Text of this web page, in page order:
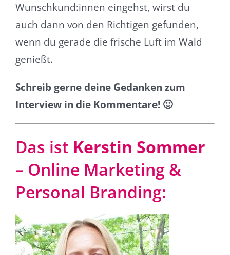
Wunschkund:innen eingehst, wirst du
auch dann von den Richtigen gefunden,
wenn du gerade die frische Luft im Wald
genießt.
Schreib gerne deine Gedanken zum
Interview in die Kommentare! 🙂
Das ist Kerstin Sommer
– Online Marketing &
Personal Branding: